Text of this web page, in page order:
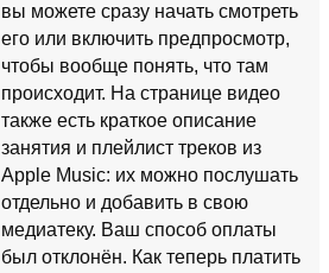
вы можете сразу начать смотреть
его или включить предпросмотр,
чтобы вообще понять, что там
происходит. На странице видео
также есть краткое описание
занятия и плейлист треков из
Apple Music: их можно послушать
отдельно и добавить в свою
медиатеку. Ваш способ оплаты
был отклонён. Как теперь платить